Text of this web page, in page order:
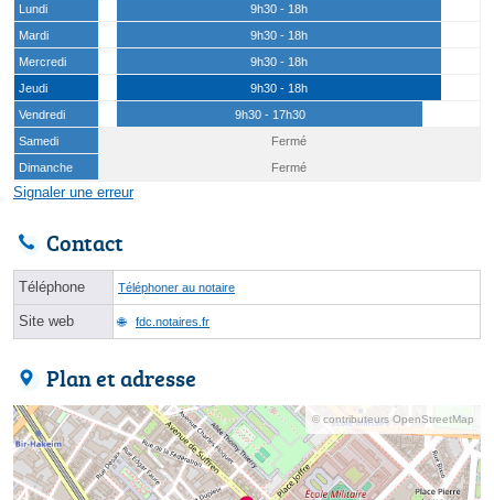
Lundi
9h30 - 18h
Mardi
9h30 - 18h
Mercredi
9h30 - 18h
Jeudi
9h30 - 18h
Vendredi
9h30 - 17h30
Samedi
Fermé
Dimanche
Fermé
Signaler une erreur
Contact
Téléphone Téléphoner au notaire
Site web fdc.notaires.fr
Plan et adresse
© contributeurs OpenStreetMap